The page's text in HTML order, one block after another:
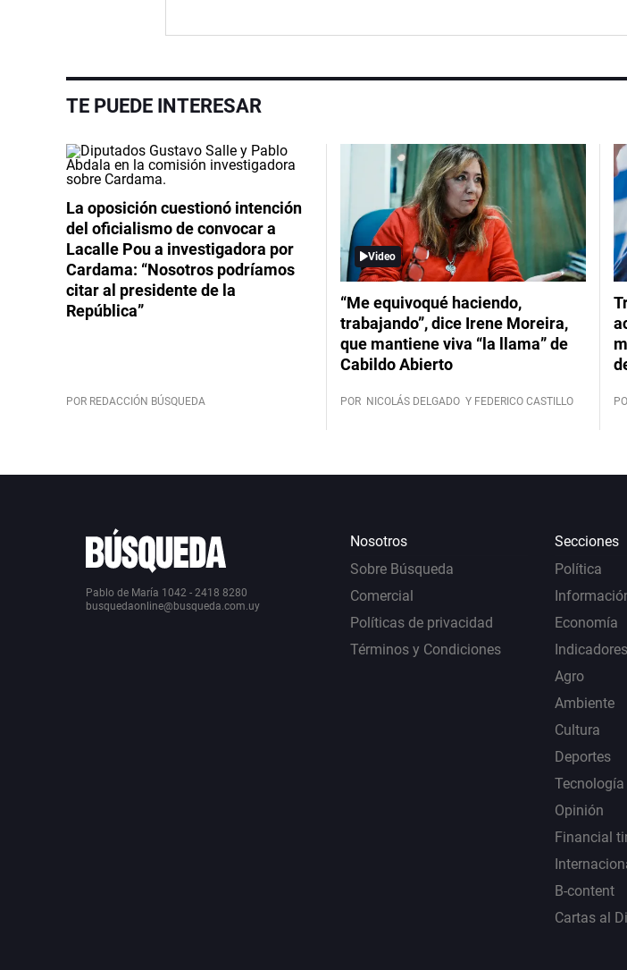
TE PUEDE INTERESAR
La oposición cuestionó intención
del oficialismo de convocar a
Lacalle Pou a investigadora por
Cardama: “Nosotros podríamos
citar al presidente de la
República”
POR REDACCIÓN BÚSQUEDA
Video
“Me equivoqué haciendo,
trabajando”, dice Irene Moreira,
que mantiene viva “la llama” de
Cabildo Abierto
POR NICOLÁS DELGADO Y FEDERICO CASTILLO
Pablo de María 1042 - 2418 8280
busquedaonline@busqueda.com.uy
Nosotros
Sobre Búsqueda
Comercial
Políticas de privacidad
Términos y Condiciones
Secciones
Política
Economía
Agro
Ambiente
Cultura
Deportes
Tecnología
Opinión
Financial
B-content
Cartas al